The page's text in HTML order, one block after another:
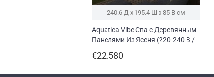
240.6 Д x 195.4 Ш x 85 В см
Aquatica Vibe Спа с Деревянным
Панелями Из Ясеня (220-240 В /
€22,580